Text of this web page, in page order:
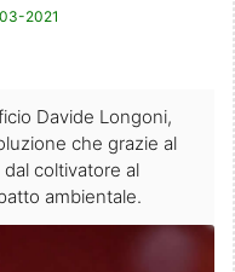
2021
Davide Longoni,
che grazie al
dal coltivatore al
ambientale.